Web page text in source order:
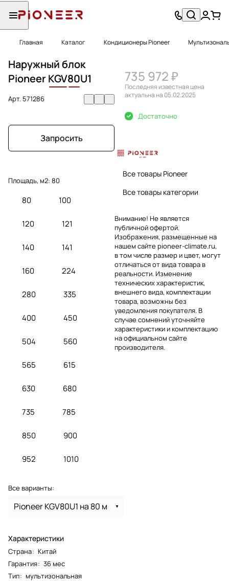
Главная Каталог Кондиционеры Pioneer
Наружный блок
PioneerKGV80U1
Арт. 571286
Запросить
Площадь, м2: 80
80 100
120 121
140 141
160 224
280 335
400 450
504 560
565 615
630 680
735 785
850 900
952 1010
Все варианты:
Pioneer KGV80U1 на 80 м
Характеристики
Страна: Китай
Гарантия: 36 мес
Тип: мультизональная
735 972 ₽
Последняя известная цена
актуальна на 05.02.2025
Достаточно
Все товары Pioneer
Все товары категории
Внимание! Не является
публичной офертой.
Изображения, размещенные на
нашем сайте pioneer-climate.ru,
в том числе размер и цвет, могут
отличаться от вида товара в
реальности. Изменение
технических характеристик,
внешнего вида, комплектации
товара, возможны без
уведомления покупателя. В
случае сомнений уточняйте
характеристики и комплектацию
на официальном сайте
производителя.